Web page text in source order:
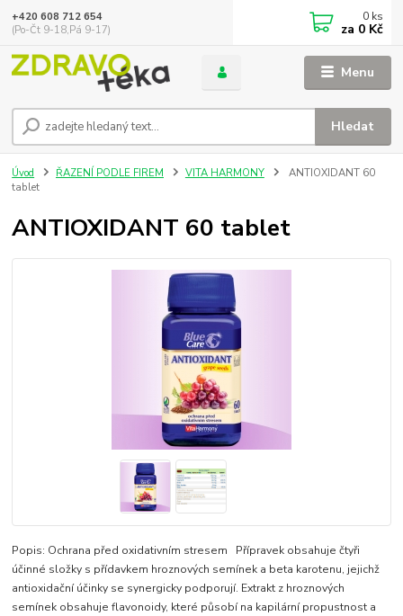
Menu
Hledat
+420 608 712 654
(Po-Čt 9-18,Pá 9-17)
0 ks
za 0 Kč
Úvod ŘAZENÍ PODLE FIREM VITA HARMONY
ANTIOXIDANT 60
tablet
ANTIOXIDANT 60 tablet
Popis: Ochrana před oxidativním stresem Přípravek obsahuje čtyři
účinné složky s přídavkem hroznových semínek a beta karotenu, jejichž
antioxidační účinky se synergicky podporují. Extrakt z hroznových
semínek obsahuje flavonoidy, které působí na kapilární propustnost a